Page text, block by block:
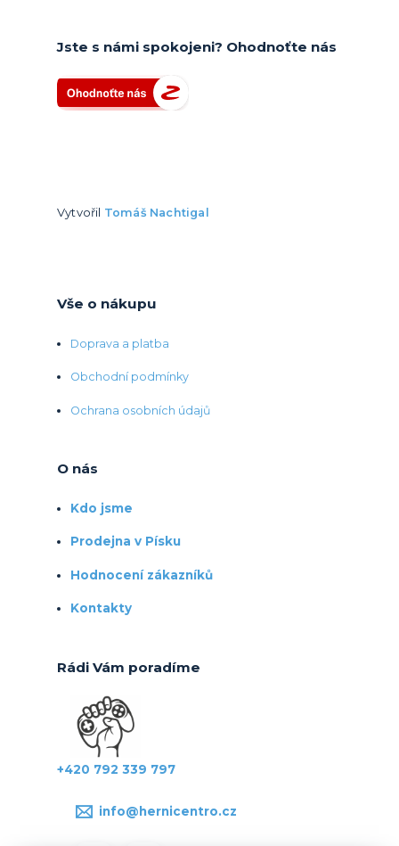
Jste s námi spokojeni? Ohodnoťte nás
Vytvořil Tomáš Nachtigal
Vše o nákupu
Doprava a platba
Obchodní podmínky
Ochrana osobních údajů
O nás
Kdo jsme
Prodejna v Písku
Hodnocení zákazníků
Kontakty
Rádi Vám poradíme
+420 792 339 797
info@hernicentro.cz